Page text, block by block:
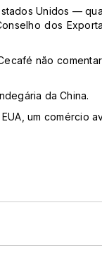
Unidos —
dos
não
da China.
um comércio